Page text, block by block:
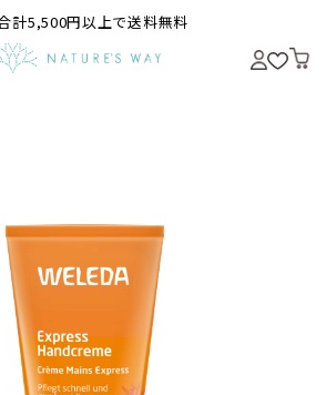
計5,500円以上で送料無料